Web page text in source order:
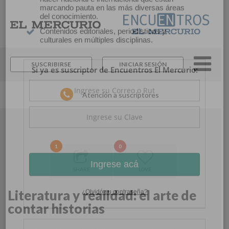
SUSCRIBIRSE INICIAR SESIÓN
Atención a suscriptores
1 0
Literatura y realidad: el arte de
contar historias
Suscríbase y continúe
informándose sin límites.
×
los distintos actores de la noticia y del que
hacer nacional e internacional que están
Si ya es suscriptor de Encuentros El Mercurio: